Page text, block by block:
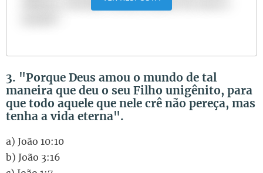
aflições; contudo, tenham ânimo! Eu venci o
3. "Porque Deus amou o mundo de tal
maneira que deu o seu Filho unigênito, para
que todo aquele que nele crê não pereça, mas
tenha a vida eterna".
a) João 10:10
b) João 3:16